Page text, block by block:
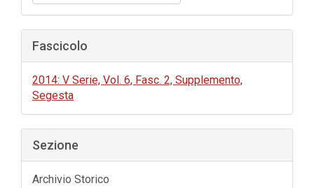
Fascicolo
2014: V Serie, Vol. 6, Fasc. 2, Supplemento,
Segesta
Sezione
Archivio Storico